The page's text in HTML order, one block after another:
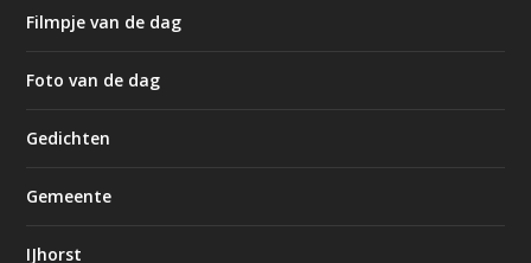
Filmpje van de dag
Foto van de dag
Gedichten
Gemeente
IJhorst